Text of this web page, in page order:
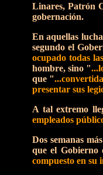
Linares, Patrón
gobernación.
En aquellas
segundo el
ocupado todas
hombre, sino "
que "
presentar sus
A tal extremo
empleados
Dos semanas
que el Gobierno
compuesto en su